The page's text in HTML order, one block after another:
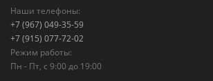
Наши телефоны:
+7 (967) 049-35-59
+7 (915) 077-72-02
Режим работы:
Пн - Пт, с 9:00 до 19:00